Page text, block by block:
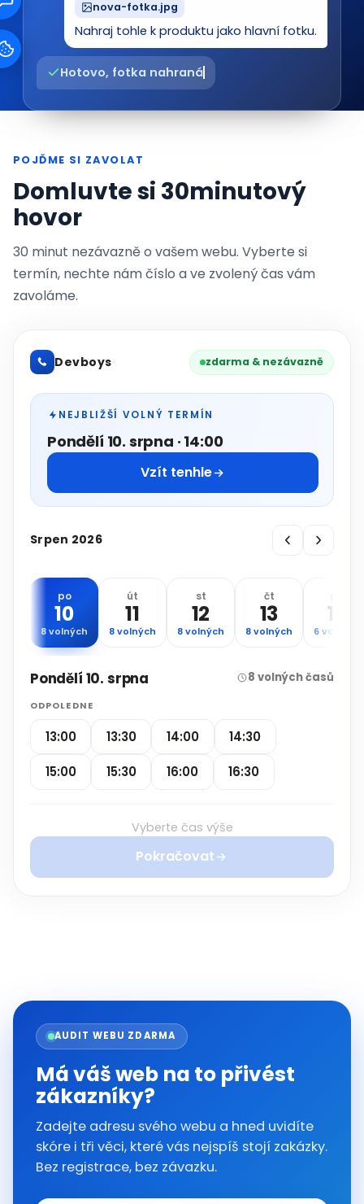
nova-fotka.jpg
Nahraj tohle k produktu jako hlavní fotku.
Hotovo, fotka nahraná
POJĎME SI ZAVOLAT
Domluvte si 30minutový
hovor
30 minut nezávazně o vašem webu. Vyberte si
termín, nechte nám číslo a ve zvolený čas vám
zavoláme.
Devboys· zdarma & nezávazně
NEJBLIŽŠÍ VOLNÝ TERMÍN
Pondělí 10. srpna · 14:00
Vzít tenhle
Srpen 2026
po
10
8 volných
út
11
8 volných
st
12
8 volných
čt
13
8 volných
14
6 volných
Pondělí 10. srpna 8 volných časů
ODPOLEDNE
13:00 13:30 14:00 14:30
15:00 15:30 16:00 16:30
Vyberte čas výše
Pokračovat
AUDIT WEBU ZDARMA
Má váš web na to přivést
zákazníky?
Zadejte adresu svého webu a hned uvidíte
skóre i tři věci, které vás nejspíš stojí zakázky.
Bez registrace, bez závazku.